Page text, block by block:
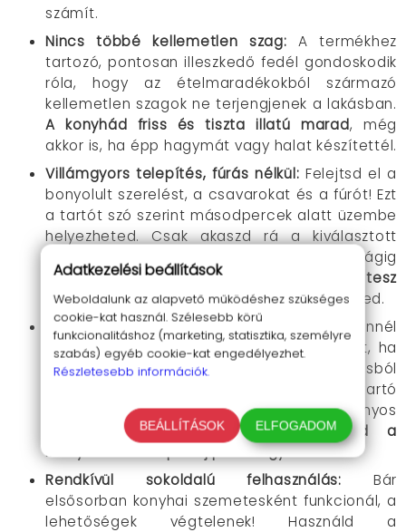
számít.
Nincs többé kellemetlen szag: A termékhez
tartozó, pontosan illeszkedő fedél gondoskodik
róla, hogy az ételmaradékokból származó
kellemetlen szagok ne terjengjenek a lakásban.
A konyhád friss és tiszta illatú marad, még
akkor is, ha épp hagymát vagy halat készítettél.
Villámgyors telepítés, fúrás nélkül: Felejtsd el a
bonyolult szerelést, a csavarokat és a fúrót! Ezt
a tartót szó szerint másodpercek alatt üzembe
helyezheted. Csak akaszd rá a kiválasztott
szekrényajtóra (1,1 cm - 2 cm vastagságig
kompatibilis), és már használhatod is.
Nem tesz
kárt a bútorokban, és bármikor áthelyezheted.
Környezet- és pénztárcabarát
Miért vennél
drága, méretre szabott szemeteszsákokat, ha
újrahasznosíthatod a bevásárlásból
megmaradt műanyag zacskókat? Ez a tartó
úgy lett kialakítva, hogy a legtöbb szabványos
méretű szatyrot stabilan tartsa.
Óvd a
környezetet és spórolj pénzt egyszerre!
Rendkívül sokoldalú felhasználás: Bár
elsősorban konyhai szemetesként funkcionál, a
lehetőségek végtelenek! Használd a
Adatkezelési beállítások
Weboldalunk az alapvető működéshez szükséges
cookie-kat használ. Szélesebb körű
funkcionalitáshoz (marketing, statisztika, személyre
szabás) egyéb cookie-kat engedélyezhet.
Részletesebb információk.
BEÁLLÍTÁSOK ELFOGADOM